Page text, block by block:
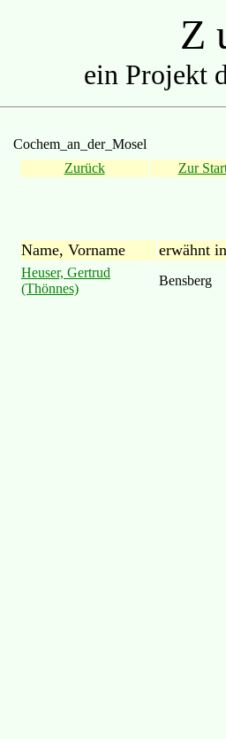
Z
ein Projekt
Cochem_an_der_Mosel
Zurück
Zur
Name, Vorname erwähnt in
Heuser, Gertrud
(Thönnes)
Bensberg